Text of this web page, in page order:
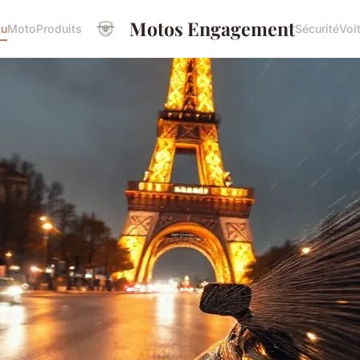
MotoProduits Motos EngagementSécurité